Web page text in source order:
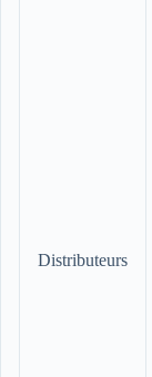
Distributeurs